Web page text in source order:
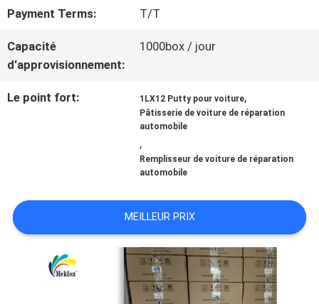
LA
QUALITÉ
CONTACT
DEMANDE
DE
SOUMISSION
Payment Terms: T/T
Capacité
d'approvisionnement:
1000box / jour
Le point fort: 1LX12 Putty pour voiture,
Pâtisserie de voiture de réparation
automobile
,
Remplisseur de voiture de réparation
automobile
MEILLEUR PRIX